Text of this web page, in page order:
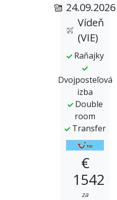
24.09.2026
Vídeň
(VIE)
Raňajky
Dvojposteľová
izba
Double
room
Transfer
€
1542
za